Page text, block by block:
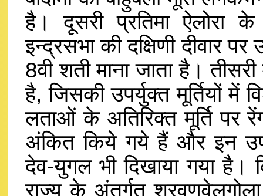
है। दूसरी प्रतिमा ऐलोरा
इन्द्रसभा की दक्षिणी दीवार
8वी शती माना जाता है।
है, जिसकी उपर्युक्त मूर्तियों में
लताओं के अतिरिक्त मूर्ति पर
अंकित किये गये हैं और इन
देव-युगल भी दिखाया गया
राज्य के अंतर्गत श्रवणवेलगोला